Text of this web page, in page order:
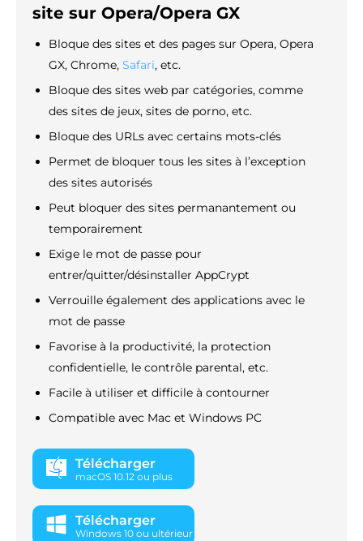
site sur Opera/Opera GX
Bloque des sites et des pages sur Opera, Opera
GX, Chrome, Safari, etc.
Bloque des sites web par catégories, comme
des sites de jeux, sites de porno, etc.
Bloque des URLs avec certains mots-clés
Permet de bloquer tous les sites à l’exception
des sites autorisés
Peut bloquer des sites permanantement ou
temporairement
Exige le mot de passe pour
entrer/quitter/désinstaller AppCrypt
Verrouille également des applications avec le
mot de passe
Favorise à la productivité, la protection
confidentielle, le contrôle parental, etc.
Facile à utiliser et difficile à contourner
Compatible avec Mac et Windows PC
Télécharger
macOS 10.12 ou plus
Télécharger
Windows 10 ou ultérieur